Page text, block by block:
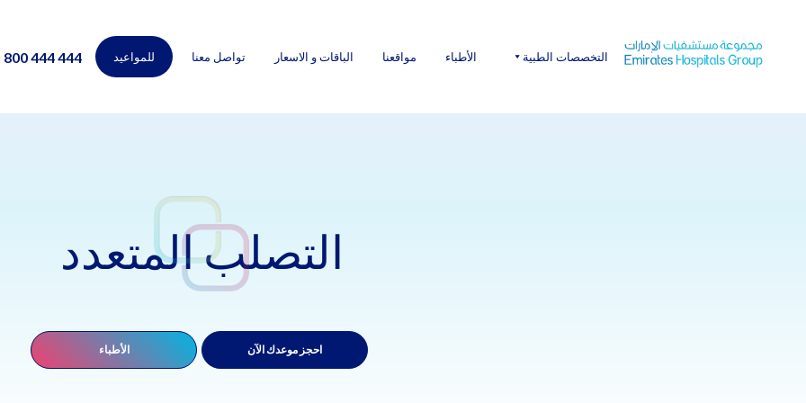
content
التخصصات الطبية الأطباء مواقعنا الباقات و الاسعار تواصل معنا للمواعيد 800 444 444
التصلب المتعدد
احجز موعدك الآن الأطباء